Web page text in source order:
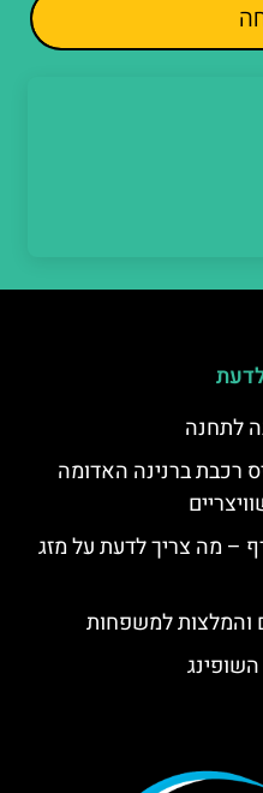
לתחנה
רכבת ברנינה האדומה
– מה צריך לדעת על מזג
והמלצות למשפחות